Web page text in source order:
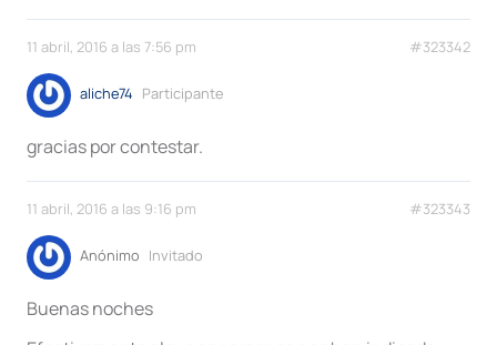
11 abril, 2016 a las 7:56 pm #323342
aliche74 Participante
gracias por contestar.
11 abril, 2016 a las 9:16 pm #323343
Anónimo Invitado
Buenas noches